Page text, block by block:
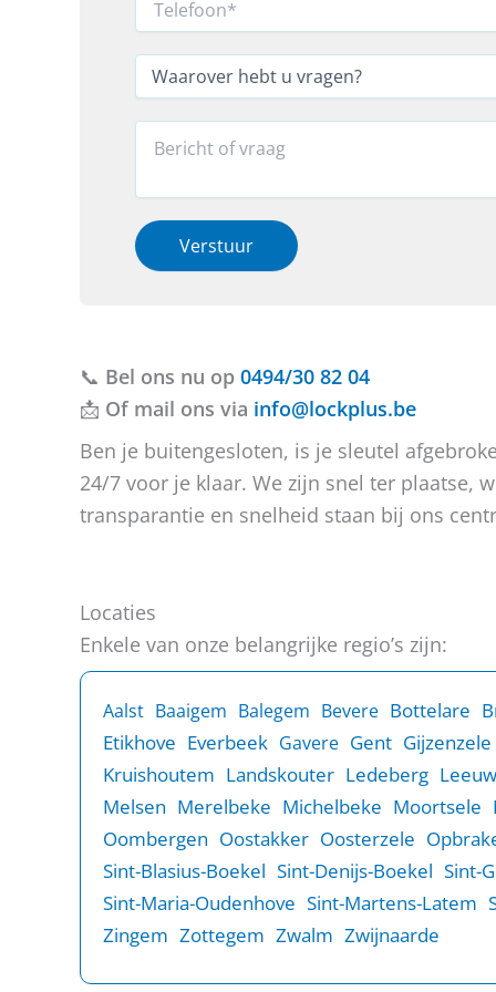
*e
o
*
N
a
m
W
r
e
h
e
g
n
?
R
c
i
e
c
t
Verstuur
📞 Bel ons nu op 0494/30 82 04
📩 Of mail ons via info@lockplus.be
Ben je buitengesloten, is je sleutel
24/7 voor je klaar. We zijn snel ter plaatse,
transparantie en snelheid staan bij ons
Locaties
Enkele van onze belangrijke regio’s zijn:
Aalst Baaigem Balegem Bevere Bottelare
Etikhove Everbeek Gavere Gent Gijzenzele
Kruishoutem Landskouter Ledeberg
Melsen Merelbeke Michelbeke Moortsele
Oombergen Oostakker Oosterzele
Sint-Blasius-Boekel Sint-Denijs-Boekel Sint-
Sint-Maria-Oudenhove Sint-Martens-Latem
Zingem Zottegem Zwalm Zwijnaarde